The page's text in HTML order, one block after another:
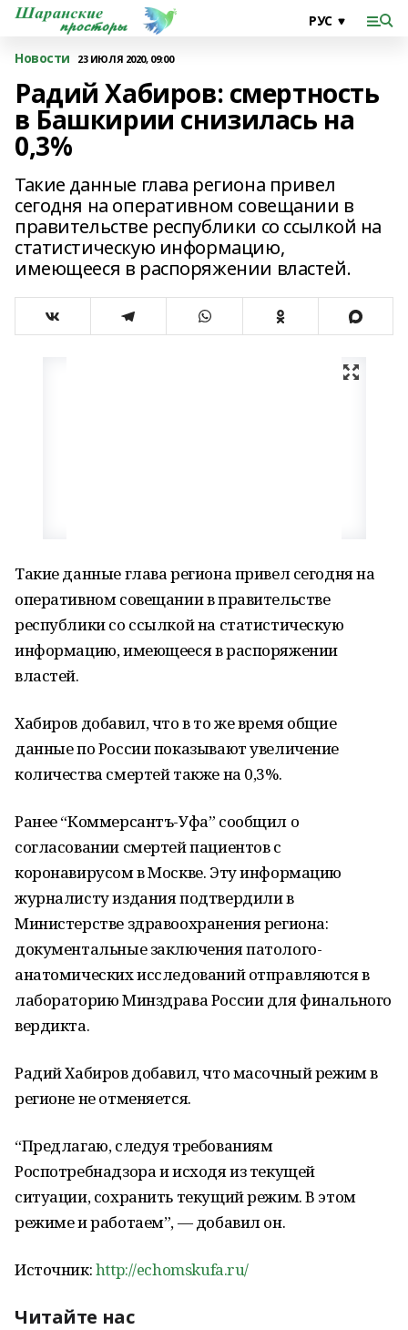
Новости 23 ИЮЛЯ 2020, 09:00
Радий Хабиров: смертность
в Башкирии снизилась на
0,3%
Такие данные глава региона привел
сегодня на оперативном совещании в
правительстве республики со ссылкой на
статистическую информацию,
имеющееся в распоряжении властей.
Такие данные глава региона привел сегодня на
оперативном совещании в правительстве
республики со ссылкой на статистическую
информацию, имеющееся в распоряжении
властей.
Хабиров добавил, что в то же время общие
данные по России показывают увеличение
количества смертей также на 0,3%.
Ранее “Коммерсантъ-Уфа” сообщил о
согласовании смертей пациентов с
коронавирусом в Москве. Эту информацию
журналисту издания подтвердили в
Министерстве здравоохранения региона:
документальные заключения патолого-
анатомических исследований отправляются в
лабораторию Минздрава России для финального
вердикта.
Радий Хабиров добавил, что масочный режим в
регионе не отменяется.
“Предлагаю, следуя требованиям
Роспотребнадзора и исходя из текущей
ситуации, сохранить текущий режим. В этом
режиме и работаем”, — добавил он.
Источник:http://echomskufa.ru/
Читайте нас